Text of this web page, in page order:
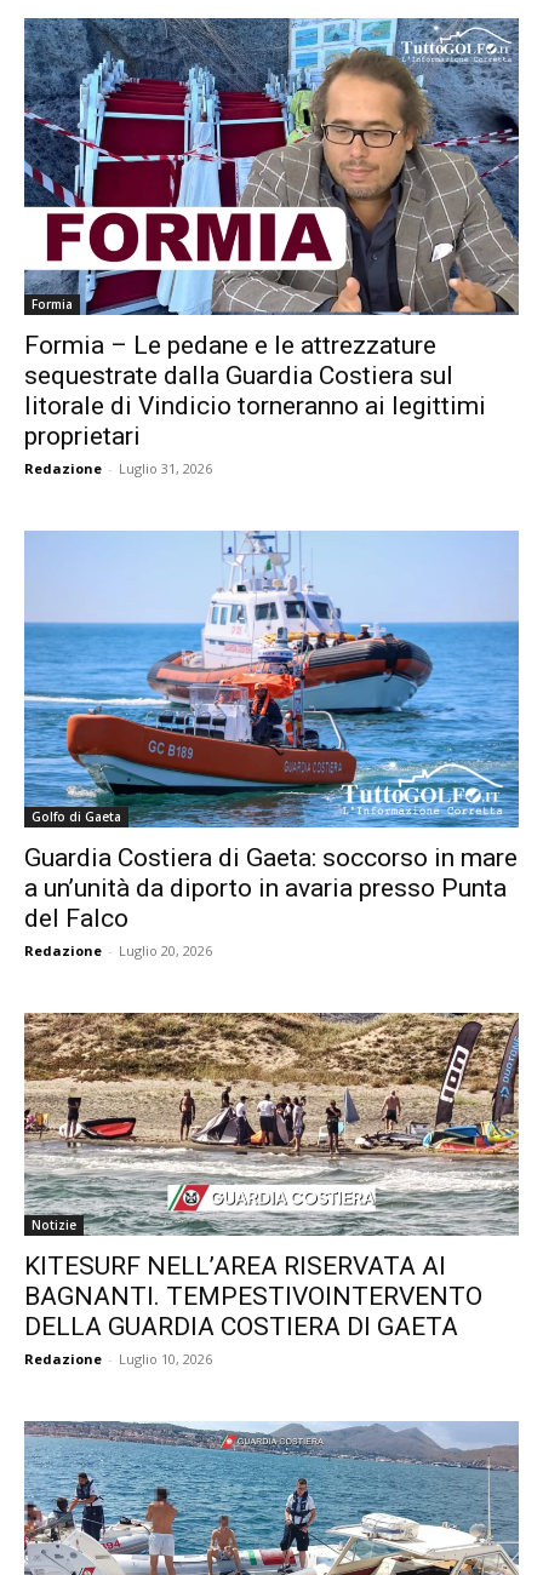
Formia
Formia – Le pedane e le attrezzature
sequestrate dalla Guardia Costiera sul
litorale di Vindicio torneranno ai legittimi
proprietari
Redazione - Luglio 31, 2026
Golfo di Gaeta
Guardia Costiera di Gaeta: soccorso in mare
a un’unità da diporto in avaria presso Punta
del Falco
Redazione - Luglio 20, 2026
Notizie
KITESURF NELL’AREA RISERVATA AI
BAGNANTI. TEMPESTIVOINTERVENTO
DELLA GUARDIA COSTIERA DI GAETA
Redazione - Luglio 10, 2026